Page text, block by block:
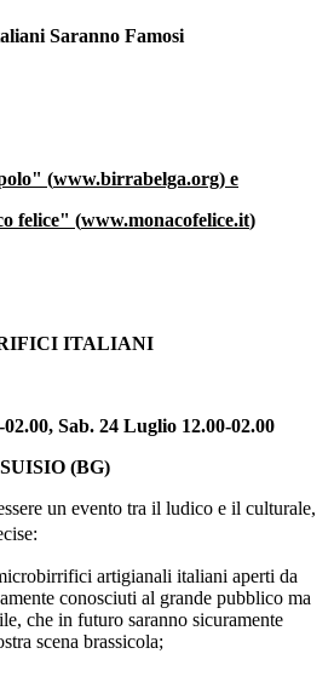
Saranno Famosi
(www.birrabelga.org) e
felice" (www.monacofelice.it)
ITALIANI
Sab. 24 Luglio 12.00-02.00
(BG)
un evento tra il ludico e il culturale,
artigianali italiani aperti da
conosciuti al grande pubblico ma
che in futuro saranno sicuramente
scena brassicola;